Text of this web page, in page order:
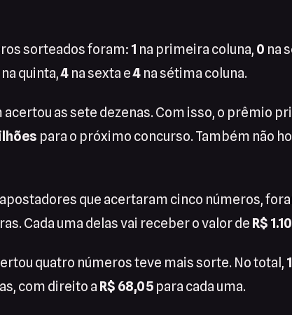
sorteados foram: 1 na primeira coluna, 0 na
na quinta,4 na sexta e4 na sétima coluna.
acertou as sete dezenas. Com isso, o prêmio
para o próximo concurso. Também não
que acertaram cinco números,
Cada uma delas vai receber o valor de R$
quatro números teve mais sorte. No total,
com direito a R$ 68,05 para cada uma.